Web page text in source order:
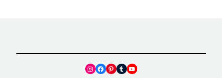
Instagram
Facebook
Pinterest
TumblrYouTube